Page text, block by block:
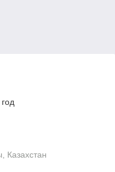
Казахстан